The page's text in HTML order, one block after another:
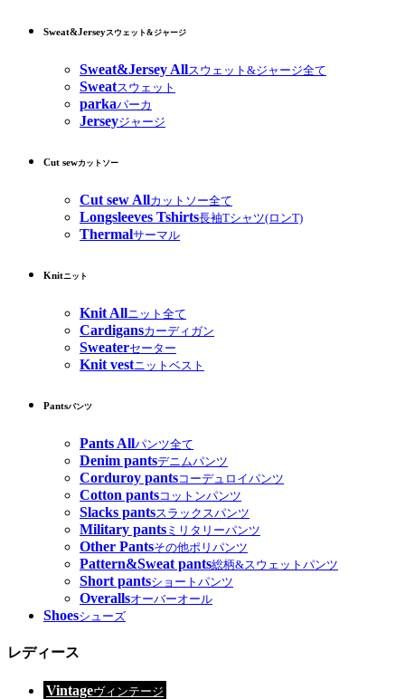
Sweat&Jerseyスウェット&ジャージ
Sweat&Jersey Allスウェット&ジャージ全て
Sweatスウェット
parkaパーカ
Jerseyジャージ
Cut sewカットソー
Cut sew Allカットソー全て
Longsleeves Tshirts長袖Tシャツ(ロンT)
Thermalサーマル
Knitニット
Knit Allニット全て
Cardigansカーディガン
Sweaterセーター
Knit vestニットベスト
Pantsパンツ
Pants Allパンツ全て
Denim pantsデニムパンツ
Corduroy pantsコーデュロイパンツ
Cotton pantsコットンパンツ
Slacks pantsスラックスパンツ
Military pants ミリタリーパンツ
Other Pantsその他ポリパンツ
Pattern&Sweat pants総柄&スウェットパンツ
Short pantsショートパンツ
Overallsオーバーオール
Shoesシューズ
レディース
Vintageヴィンテージ